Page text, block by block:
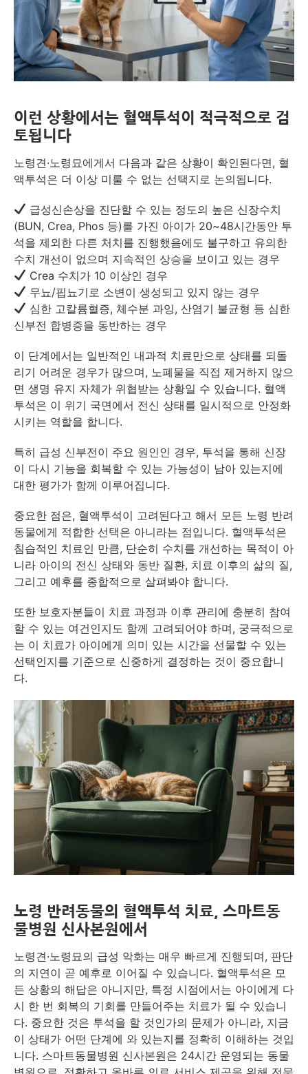
이런 상황에서는 혈액투석이 적극적으로 검
토됩니다
노령견·노령묘에게서 다음과 같은 상황이 확인된다면, 혈
액투석은 더 이상 미룰 수 없는 선택지로 논의됩니다.
급성신손상을 진단할 수 있는 정도의 높은 신장수치
(BUN, Crea, Phos 등)를 가진 아이가 20~48시간동안 투
석을 제외한 다른 처치를 진행했음에도 불구하고 유의한
수치 개선이 없으며 지속적인 상승을 보이고 있는 경우
Crea 수치가 10 이상인 경우
무뇨/핍뇨기로 소변이 생성되고 있지 않는 경우
심한 고칼륨혈증, 체수분 과잉, 산염기 불균형 등 심한
신부전 합병증을 동반하는 경우
이 단계에서는 일반적인 내과적 치료만으로 상태를 되돌
리기 어려운 경우가 많으며, 노폐물을 직접 제거하지 않으
면 생명 유지 자체가 위협받는 상황일 수 있습니다. 혈액
투석은 이 위기 국면에서 전신 상태를 일시적으로 안정화
시키는 역할을 합니다.
특히 급성 신부전이 주요 원인인 경우, 투석을 통해 신장
이 다시 기능을 회복할 수 있는 가능성이 남아 있는지에
대한 평가가 함께 이루어집니다.
중요한 점은, 혈액투석이 고려된다고 해서 모든 노령 반려
동물에게 적합한 선택은 아니라는 점입니다. 혈액투석은
침습적인 치료인 만큼, 단순히 수치를 개선하는 목적이 아
니라 아이의 전신 상태와 동반 질환, 치료 이후의 삶의 질,
그리고 예후를 종합적으로 살펴봐야 합니다.
또한 보호자분들이 치료 과정과 이후 관리에 충분히 참여
할 수 있는 여건인지도 함께 고려되어야 하며, 궁극적으로
는 이 치료가 아이에게 의미 있는 시간을 선물할 수 있는
선택인지를 기준으로 신중하게 결정하는 것이 중요합니
다.
노령 반려동물의 혈액투석 치료, 스마트동
물병원 신사본원에서
노령견·노령묘의 급성 악화는 매우 빠르게 진행되며, 판단
의 지연이 곧 예후로 이어질 수 있습니다. 혈액투석은 모
든 상황의 해답은 아니지만, 특정 시점에서는 아이에게 다
시 한 번 회복의 기회를 만들어주는 치료가 될 수 있습니
다. 중요한 것은 투석을 할 것인가의 문제가 아니라, 지금
이 상태가 어떤 단계에 와 있는지를 정확히 이해하는 것입
니다. 스마트동물병원 신사본원은 24시간 운영되는 동물